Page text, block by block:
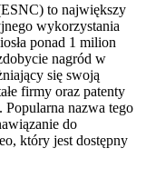
to największy
wykorzystania
ponad 1 milion
nagród w
się swoją
firmy oraz patenty
Popularna nazwa tego
do
który jest dostępny